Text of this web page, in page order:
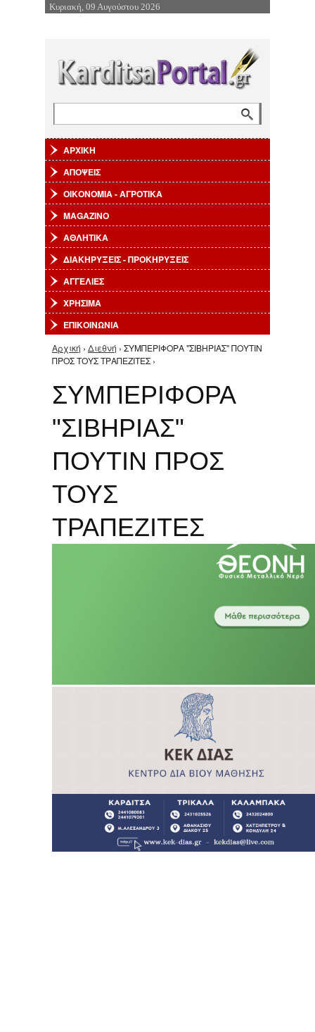
Επιστροφή στην Πλοήγηση
Κυριακή, 09 Αυγούστου 2026
ΑΡΧΙΚΗ
ΑΠΟΨΕΙΣ
ΟΙΚΟΝΟΜΙΑ - ΑΓΡΟΤΙΚΑ
MAGAZINO
ΑΘΛΗΤΙΚΑ
ΔΙΑΚΗΡΥΞΕΙΣ - ΠΡΟΚΗΡΥΞΕΙΣ
ΑΓΓΕΛΙΕΣ
ΧΡΗΣΙΜΑ
ΕΠΙΚΟΙΝΩΝΙΑ
Είστε εδώ
Αρχική › Διεθνή › ΣΥΜΠΕΡΙΦΟΡΑ "ΣΙΒΗΡΙΑΣ" ΠΟΥΤΙΝ
ΠΡΟΣ ΤΟΥΣ ΤΡΑΠΕΖΙΤΕΣ ›
ΣΥΜΠΕΡΙΦΟΡΑ
"ΣΙΒΗΡΙΑΣ"
ΠΟΥΤΙΝ ΠΡΟΣ
ΤΟΥΣ
ΤΡΑΠΕΖΙΤΕΣ